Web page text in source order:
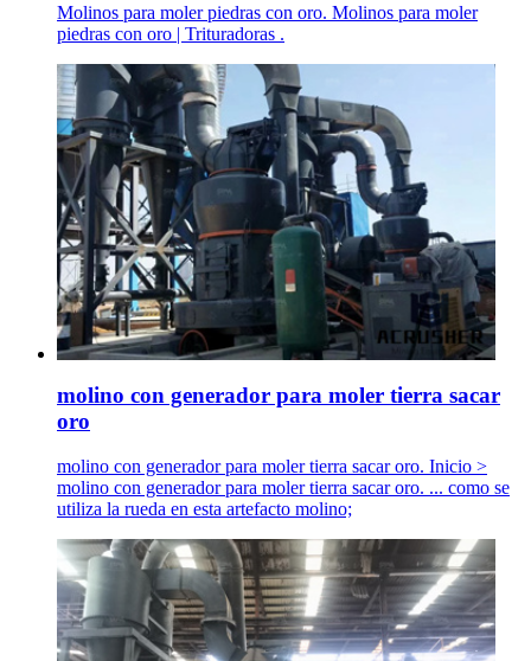
Molinos para moler piedras con oro. Molinos para moler
piedras con oro | Trituradoras .
molino con generador para moler tierra sacar
oro
molino con generador para moler tierra sacar oro. Inicio >
molino con generador para moler tierra sacar oro. ... como se
utiliza la rueda en esta artefacto molino;